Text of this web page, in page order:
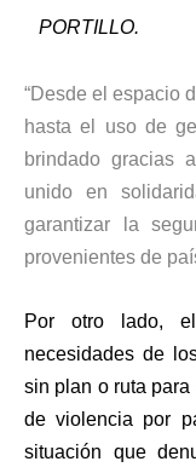
PORTILLO.
“Desde el espacio
hasta el uso de
brindado gracias
unido en
garantizar la
provenientes de
Por otro lado,
necesidades de
sin plan o ruta
de violencia por
situación que